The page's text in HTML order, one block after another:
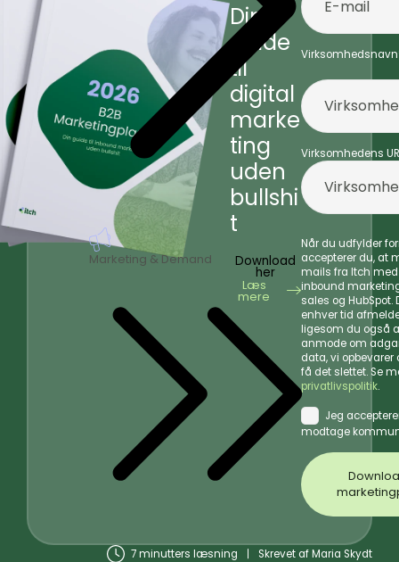
Marketing & Demand
Din
guide
til
digital
marke
ting
uden
bullshi
t
Download
her
Læs
mere
Virksomhedsnavn
Virksomhedens
Når du udfylder
accepterer du, at
mails fra Itch
inbound
sales og HubSpot.
enhver tid
ligesom du også
anmode om
data, vi opbevarer
få det slettet. Se
privatlivspolitik.
Jeg
modtage
7 minutters læsning Skrevet afMaria Skydt